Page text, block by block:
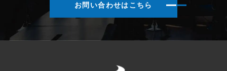
お問い合わせはこちら